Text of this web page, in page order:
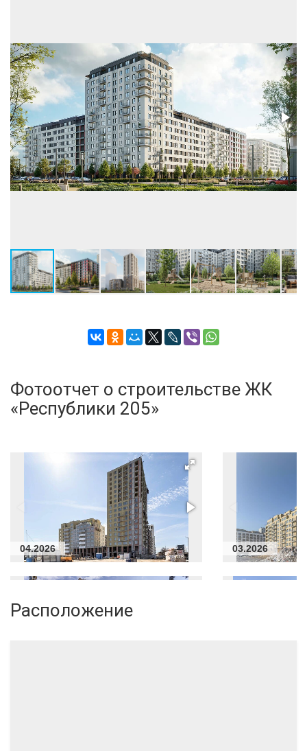
Застройщик:
ООО КВАРТАЛ РЕСПУБЛИКИ 205. ТЮМЕНЬ
(Брусника)
Телефон консультанта
• ВЫБРАТЬ КВАРТИРУ
Фотоотчет о строительстве ЖК
«Республики 205»
04.2026 03.2026
Расположение